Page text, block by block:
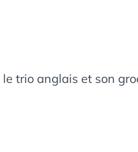
trio anglais et son